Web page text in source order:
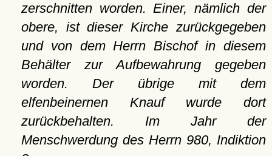
zerschnitten worden. Einer, nämlich der
obere, ist dieser Kirche zurückgegeben
und von dem Herrn Bischof in diesem
Behälter zur Aufbewahrung gegeben
worden. Der übrige mit dem
elfenbeinernen Knauf wurde dort
zurückbehalten. Im Jahr der
Menschwerdung des Herrn 980, Indiktion